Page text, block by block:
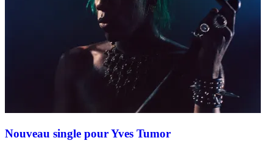
Nouveau single pour Yves Tumor